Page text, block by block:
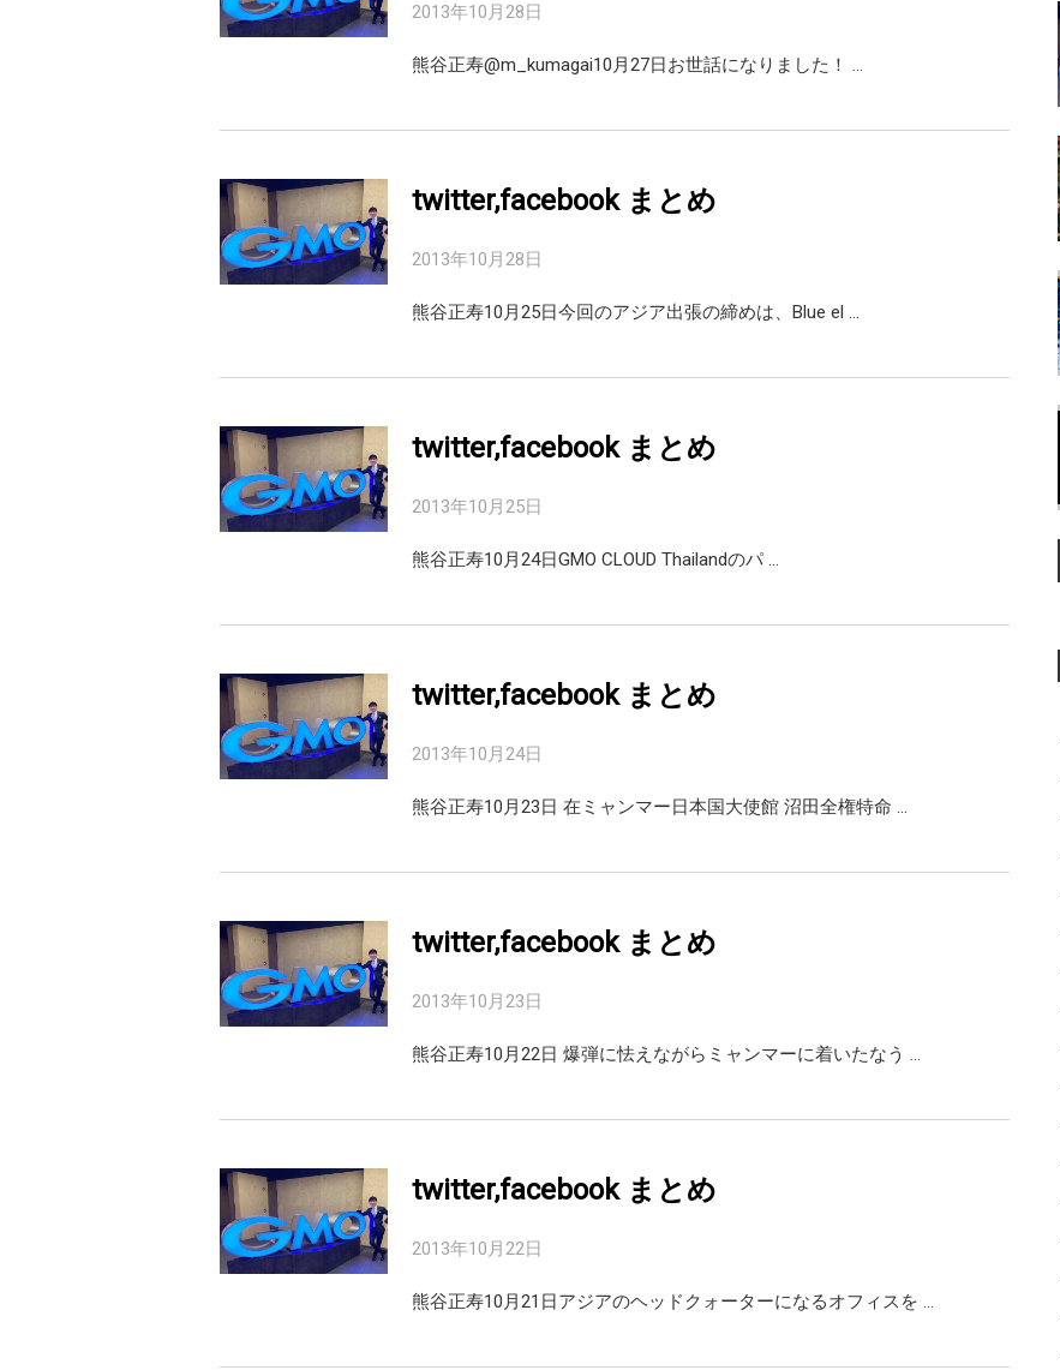
2013年10月28日
熊谷正寿@m_kumagai10月27日お世話になりました！ …
twitter,facebook まとめ
2013年10月28日
熊谷正寿10月25日今回のアジア出張の締めは、Blue el …
twitter,facebook まとめ
2013年10月25日
熊谷正寿10月24日GMO CLOUD Thailandのパ …
twitter,facebook まとめ
2013年10月24日
熊谷正寿10月23日 在ミャンマー日本国大使館 沼田全権特命 …
twitter,facebook まとめ
2013年10月23日
熊谷正寿10月22日 爆弾に怯えながらミャンマーに着いたなう …
twitter,facebook まとめ
2013年10月22日
熊谷正寿10月21日アジアのヘッドクォーターになるオフィスを …